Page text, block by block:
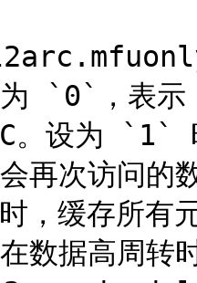
`0`，表示
。设为 `1`
再次访问的
缓存所有元
数据高周转